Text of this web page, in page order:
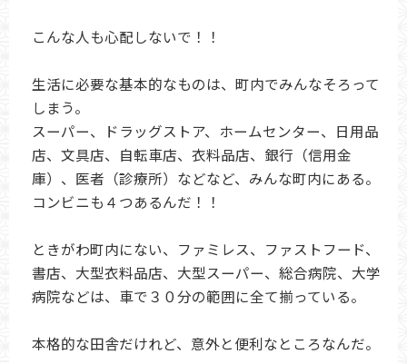
こんな人も心配しないで！！
生活に必要な基本的なものは、町内でみんなそろって
しまう。
スーパー、ドラッグストア、ホームセンター、日用品
店、文具店、自転車店、衣料品店、銀行（信用金
庫）、医者（診療所）などなど、みんな町内にある。
コンビニも４つあるんだ！！
ときがわ町内にない、ファミレス、ファストフード、
書店、大型衣料品店、大型スーパー、総合病院、大学
病院などは、車で３０分の範囲に全て揃っている。
本格的な田舎だけれど、意外と便利なところなんだ。